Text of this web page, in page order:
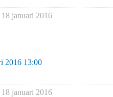
18 januari 2016
2016 13:00
18 januari 2016